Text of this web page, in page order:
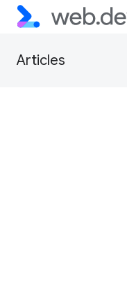
Articles